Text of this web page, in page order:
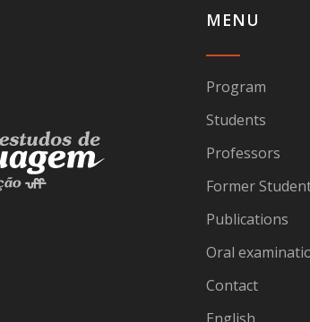
MENU
Program
Students
Professors
Former
Publications
Oral
Contact